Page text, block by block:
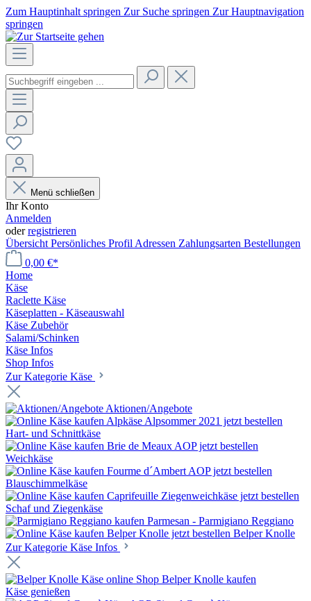
Zum Hauptinhalt springen Zur Suche springen Zur Hauptnavigation
springen
Menü schließen
Ihr Konto
Anmelden
oderregistrieren
Übersicht Persönliches Profil Adressen Zahlungsarten Bestellungen
0,00 €*
Home
Käse
Raclette Käse
Käseplatten - Käseauswahl
Käse Zubehör
Salami/Schinken
Käse Infos
Shop Infos
Zur Kategorie Käse
Aktionen/Angebote
Hart- und Schnittkäse
Weichkäse
Blauschimmelkäse
Schaf und Ziegenkäse
Parmesan - Parmigiano Reggiano
Belper Knolle
Zur Kategorie Käse Infos
Belper Knolle kaufen
Käse genießen